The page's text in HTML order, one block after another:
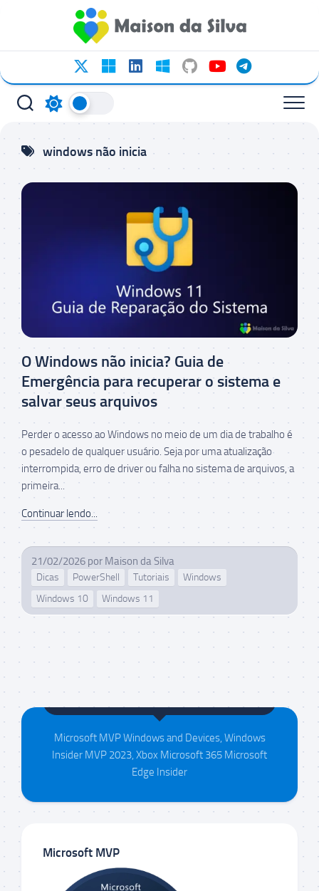
conteúdo
windows não inicia
O Windows não inicia? Guia de
Emergência para recuperar o sistema e
salvar seus arquivos
Perder o acesso ao Windows no meio de um dia de trabalho é
o pesadelo de qualquer usuário. Seja por uma atualização
interrompida, erro de driver ou falha no sistema de arquivos, a
primeira...
Continuar lendo...
21/02/2026 por Maison da Silva
Dicas PowerShell Tutoriais
Windows
Windows 10
Windows 11
Microsoft MVP Windows and Devices, Windows
Insider MVP 2023, Xbox Microsoft 365 Microsoft
Edge Insider
Microsoft MVP